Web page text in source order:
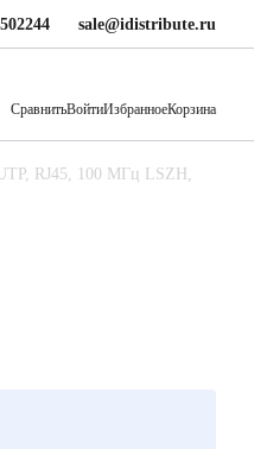
sale@idistribute.ru
СравнитьВойтиИзбранноеКорзина
RJ45, 100 МГц LSZH,